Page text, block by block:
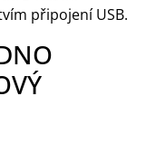
připojení USB.